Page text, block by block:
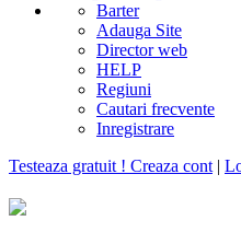
Barter
Adauga Site
Director web
HELP
Regiuni
Cautari frecvente
Inregistrare
Testeaza gratuit ! Creaza cont |